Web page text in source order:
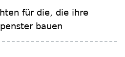
für die, die ihre